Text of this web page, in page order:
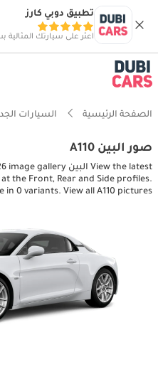
تطبيق دوبي كارز
اعثر على سيارتك المثالية
الصفحة الرئيسية السيارات
صور البين A110
the Front, Rear and Side profiles.
in 0 variants. View all A110 pictures.